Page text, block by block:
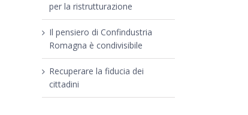
per la ristrutturazione
Il pensiero di Confindustria
Romagna è condivisibile
Recuperare la fiducia dei
cittadini